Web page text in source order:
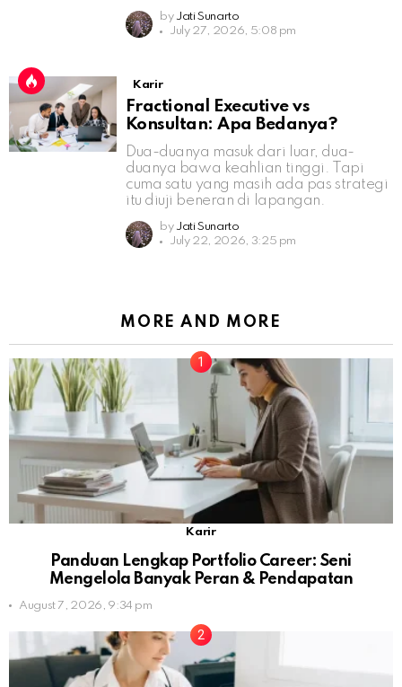
by Jati Sunarto
July 27, 2026, 5:08 pm
Karir
Fractional Executive vs
Konsultan: Apa Bedanya?
Dua-duanya masuk dari luar, dua-
duanya bawa keahlian tinggi. Tapi
cuma satu yang masih ada pas strategi
itu diuji beneran di lapangan.
by Jati Sunarto
July 22, 2026, 3:25 pm
MORE AND MORE
Karir
Panduan Lengkap Portfolio Career: Seni
Mengelola Banyak Peran & Pendapatan
August 7, 2026, 9:34 pm